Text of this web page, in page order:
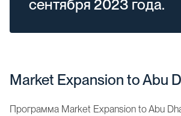
сентября 2023 года.
Market Expansion to Abu
Программа Market Expansion to Abu